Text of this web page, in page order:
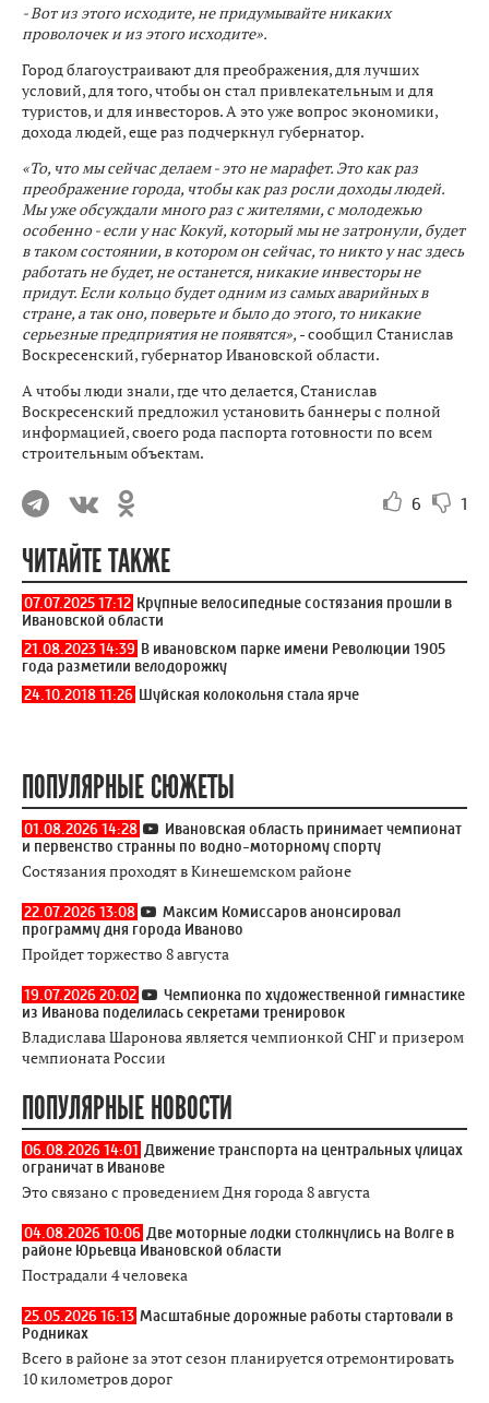
- Вот из этого исходите, не придумывайте никаких
проволочек и из этого исходите».
Город благоустраивают для преображения, для лучших
условий, для того, чтобы он стал привлекательным и для
туристов, и для инвесторов. А это уже вопрос экономики,
дохода людей, еще раз подчеркнул губернатор.
«То, что мы сейчас делаем - это не марафет. Это как раз
преображение города, чтобы как раз росли доходы людей.
Мы уже обсуждали много раз с жителями, с молодежью
особенно - если у нас Кокуй, который мы не затронули, будет
в таком состоянии, в котором он сейчас, то никто у нас здесь
работать не будет, не останется, никакие инвесторы не
придут. Если кольцо будет одним из самых аварийных в
стране, а так оно, поверьте и было до этого, то никакие
серьезные предприятия не появятся», - сообщил Станислав
Воскресенский, губернатор Ивановской области.
А чтобы люди знали, где что делается, Станислав
Воскресенский предложил установить баннеры с полной
информацией, своего рода паспорта готовности по всем
строительным объектам.
6 1
ЧИТАЙТЕ ТАКЖЕ
07.07.2025 17:12 Крупные велосипедные состязания прошли в
Ивановской области
21.08.2023 14:39 В ивановском парке имени Революции 1905
года разметили велодорожку
24.10.2018 11:26 Шуйская колокольня стала ярче
ПОПУЛЯРНЫЕ СЮЖЕТЫ
01.08.2026 14:28
Ивановская область принимает чемпионат
и первенство странны по водно-моторному спорту
Состязания проходят в Кинешемском районе
22.07.2026 13:08
Максим Комиссаров анонсировал
программу дня города Иваново
Пройдет торжество 8 августа
19.07.2026 20:02
Чемпионка по художественной гимнастике
из Иванова поделилась секретами тренировок
Владислава Шаронова является чемпионкой СНГ и призером
чемпионата России
ПОПУЛЯРНЫЕ НОВОСТИ
06.08.2026 14:01 Движение транспорта на центральных улицах
ограничат в Иванове
Это связано с проведением Дня города 8 августа
04.08.2026 10:06 Две моторные лодки столкнулись на Волге в
районе Юрьевца Ивановской области
Пострадали 4 человека
25.05.2026 16:13 Масштабные дорожные работы стартовали в
Родниках
Всего в районе за этот сезон планируется отремонтировать
10 километров дорог